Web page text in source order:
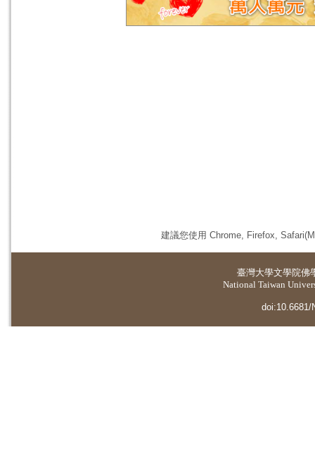
建議您使用 Chrome, Firefox,
臺灣大學文學院佛
National Taiwan
doi:10.6681/